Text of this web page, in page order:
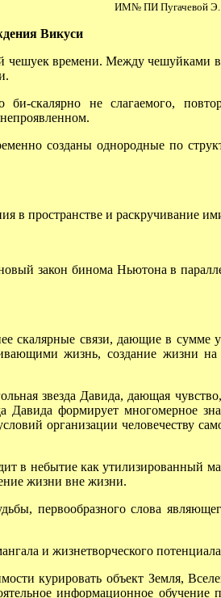
ИМ№ ПИ Пугачевой Э.
Викуси
чешуек времени. Между чешуйками
скалярно не слагаемого,
созданы однородные по
в пространстве и раскручивание
закон бинома Ньютона в
скалярные связи, дающие в сумме
жизнь, создание жизни на
звезда Давида, дающая
Давида формирует многомерное
организации человечеству
в небытие как утилизированный
жизни вне жизни.
первообразного слова
и жизнетворческого
курировать объект Земля,
информационное обучение